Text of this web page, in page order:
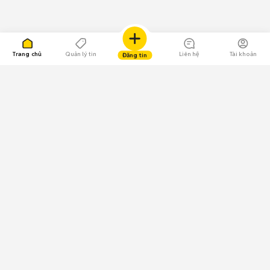
Trang chủ Quản lý tin Đăng tin Liên hệ Tài khoản